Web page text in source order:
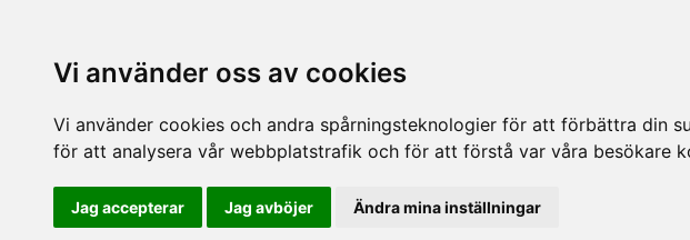
Vi använder oss av cookies
Vi använder cookies och andra spårningsteknologier för att förbättra din
för att analysera vår webbplatstrafik och för att förstå var våra besökare
Jag accepterar Jag avböjer Ändra mina inställningar